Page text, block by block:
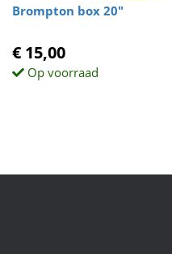
Brompton box 20"
€ 15,00
Op voorraad